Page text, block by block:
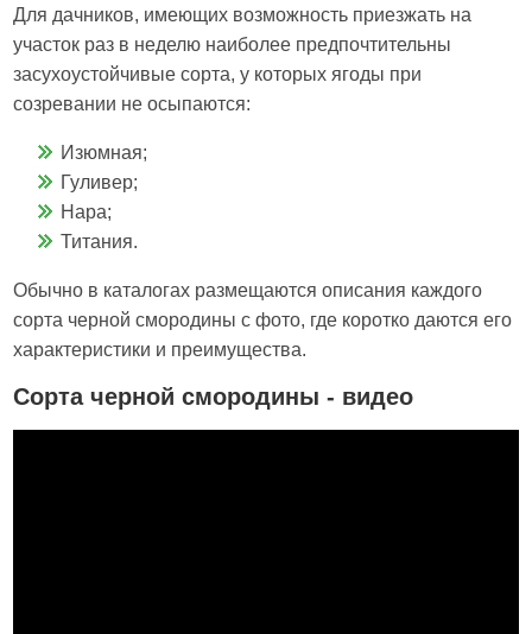
Для дачников, имеющих возможность приезжать на
участок раз в неделю наиболее предпочтительны
засухоустойчивые сорта, у которых ягоды при
созревании не осыпаются:
Изюмная;
Гуливер;
Нара;
Титания.
Обычно в каталогах размещаются описания каждого
сорта черной смородины с фото, где коротко даются его
характеристики и преимущества.
Сорта черной смородины - видео